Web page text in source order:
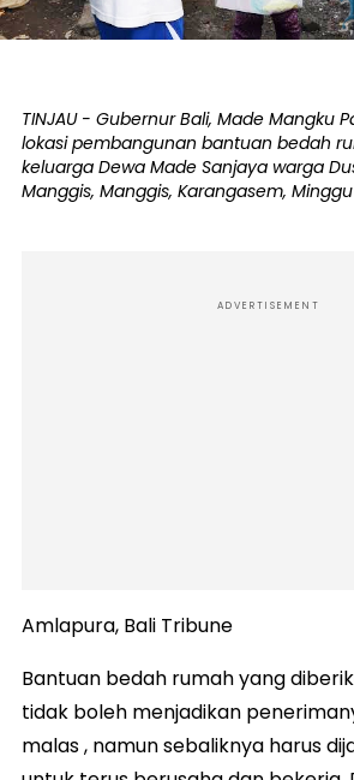
TINJAU - Gubernur Bali, Made Mangku
lokasi pembangunan bantuan bedah
keluarga Dewa Made Sanjaya warga
Manggis, Manggis, Karangasem,
ADVERTISEMENT
Amlapura, Bali Tribune
Bantuan bedah rumah yang
tidak boleh menjadikan
malas , namun sebaliknya harus